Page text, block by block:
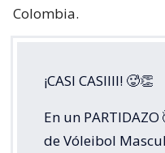
Colombia.
¡CASI CASIIII! 🥵👏
En un
de Vóleibol